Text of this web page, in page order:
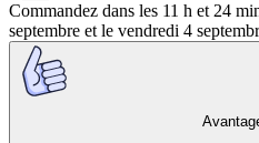
Commandez dans les 11 h et 24
septembre et le vendredi 4